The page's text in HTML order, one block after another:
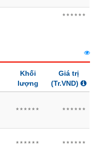
******
Khối
lượng
Giá trị
(Tr.VND)
****** ******
****** ******